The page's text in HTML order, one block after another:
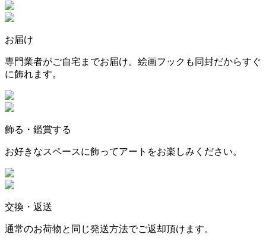
お届け
専門業者がご自宅までお届け。絵画フックも同封だからすぐ
に飾れます。
飾る・鑑賞する
お好きなスペースに飾ってアートをお楽しみください。
交換・返送
通常のお荷物と同じ発送方法でご返却頂けます。